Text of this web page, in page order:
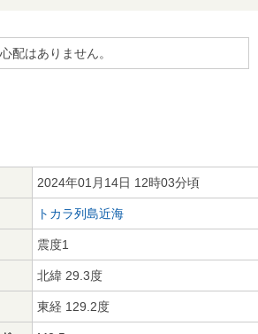
配はありません。
2024年01月14日 12時03分頃
トカラ列島近海
震度1
北緯 29.3度
東経 129.2度